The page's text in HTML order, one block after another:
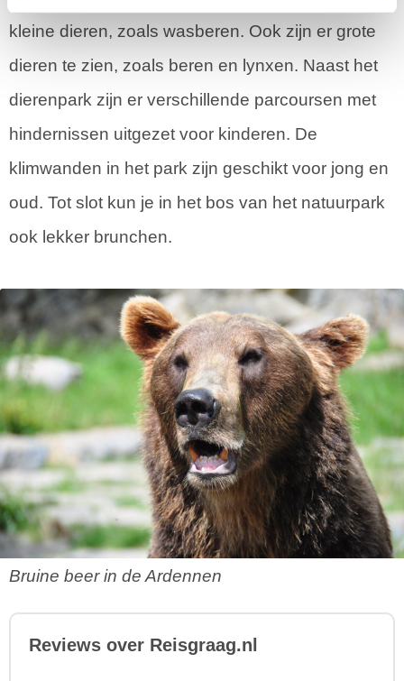
kleine dieren, zoals wasberen. Ook zijn er grote
dieren te zien, zoals beren en lynxen. Naast het
dierenpark zijn er verschillende parcoursen met
hindernissen uitgezet voor kinderen. De
klimwanden in het park zijn geschikt voor jong en
oud. Tot slot kun je in het bos van het natuurpark
ook lekker brunchen.
Bruine beer in de Ardennen
Reviews over Reisgraag.nl